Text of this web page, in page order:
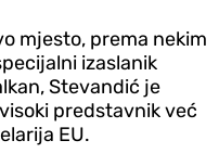
mjesto, prema nekim
izaslanik
Stevandić je
predstavnik već
EU.